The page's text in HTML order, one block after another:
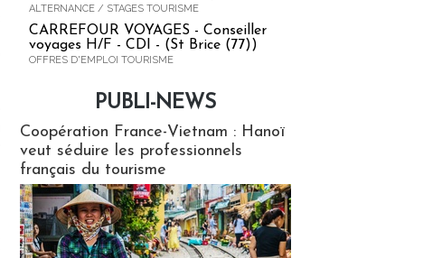
ALTERNANCE / STAGES TOURISME
CARREFOUR VOYAGES - Conseiller
voyages H/F - CDI - (St Brice (77))
OFFRES D'EMPLOI TOURISME
PUBLI-NEWS
Coopération France-Vietnam : Hanoï
veut séduire les professionnels
français du tourisme